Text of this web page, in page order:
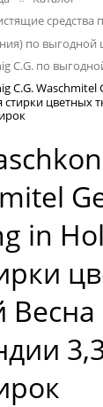
средства
по выгодной
C.G. по
C.G. Waschmitel
стирки цветных
in
Весна